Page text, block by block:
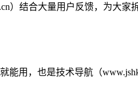
）结合大量用户反馈，为大家
用，也是技术导航（